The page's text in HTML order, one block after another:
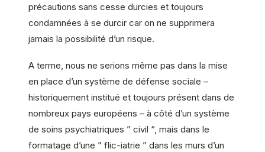
précautions sans cesse durcies et toujours
condamnées à se durcir car on ne supprimera
jamais la possibilité d’un risque.
A terme, nous ne serions même pas dans la mise
en place d’un système de défense sociale –
historiquement institué et toujours présent dans de
nombreux pays européens – à côté d’un système
de soins psychiatriques ” civil “, mais dans le
formatage d’une ” flic-iatrie ” dans les murs d’un